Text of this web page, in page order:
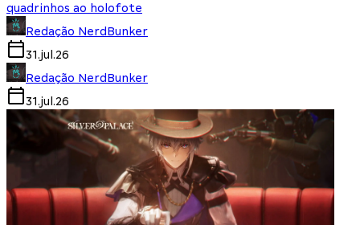
quadrinhos ao holofote
Redação NerdBunker
31.jul.26
Redação NerdBunker
31.jul.26